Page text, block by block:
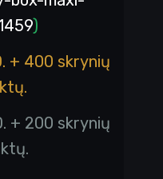
)
+ 400 skrynių
+ 200 skrynių